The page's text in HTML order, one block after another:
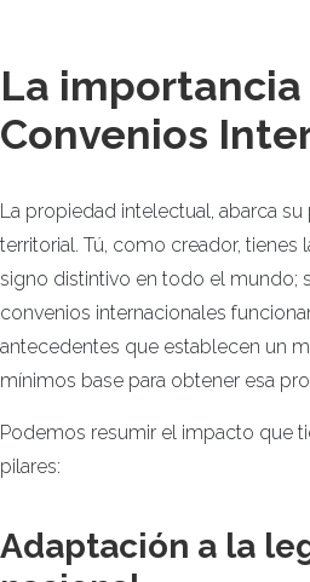
La
Convenios
La propiedad intelectual, abarca
territorial. Tú, como creador, tienes
signo distintivo en todo el mundo;
convenios internacionales
antecedentes que establecen un
mínimos base para obtener esa
Podemos resumir el impacto que
pilares:
Adaptación a la